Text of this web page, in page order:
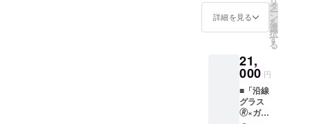
かった
場合は
す（All-
or-
Nothing
方式）
・オン
ライン
堀切）
を、そ
す。 口
径7.7×
高さ
15.2cm
／
435ml
足立小
台）を
径7.7×
高さ
15.2cm
／
435ml
／ソー
品説
明】 今
回限り
となる
「沿線
グラス
🄬」で
す。
「想造
楽工」
詳細を見る
タ
ー
ン
を
選
択
す
る
21,
000 円
■「沿線
グラス
🄬×ガチ